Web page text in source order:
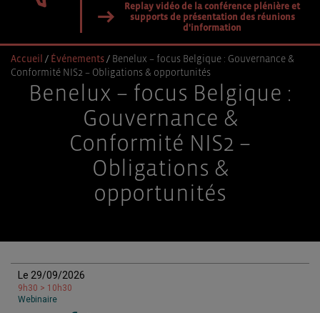
Replay vidéo de la conférence plénière et
supports de présentation des réunions
d'information
Accueil / Événements/ Benelux – focus Belgique : Gouvernance &
Conformité NIS2 – Obligations & opportunités
Benelux – focus Belgique :
Gouvernance &
Conformité NIS2 –
Obligations &
opportunités
Le 29/09/2026
9h30 > 10h30
Webinaire